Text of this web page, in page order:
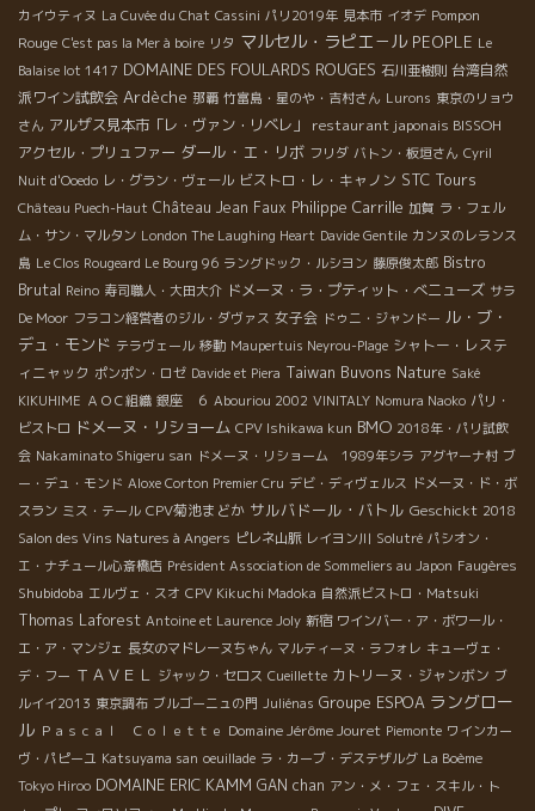
カイウティヌ La Cuvée du Chat Cassini パリ2019年 見本市 イオデ Pompon
Rouge C'est pas la Mer à boire リタ マルセル・ラピエ－ル PEOPLE Le
Balaise lot 1417 DOMAINE DES FOULARDS ROUGES 石川亜樹則 台湾自然
派ワイン試飲会 Ardèche 那覇 竹富島・星のや・吉村さん Lurons 東京のリョウ
さん アルザス見本市「レ・ヴァン・リベレ」
restaurant japonais BISSOH
アクセル・プリュファー ダール・エ・リボ フリダ バトン・板垣さん Cyril
Nuit d'Ooedo レ・グラン・ヴェール ビストロ・レ・キャノン STC Tours
Château Puech-Haut Château Jean Faux Philippe Carrille 加賀 ラ・フェル
ム・サン・マルタン London The Laughing Heart Davide Gentile カンヌのレランス
島 Le Clos Rougeard Le Bourg 96 ラングドック・ルシヨン 藤原俊太郎 Bistro
Brutal Reino 寿司職人・大田大介 ドメーヌ・ラ・プティット・べニューズ サラ
De Moor フラコン経営者のジル・ダヴァス 女子会 ドゥニ・ジャンドー ル・ブ・
デュ・モンド テラヴェール 移動 Maupertuis Neyrou-Plage シャトー・レステ
ィニャック ポンポン・ロゼ Davide et Piera Taiwan Buvons Nature Saké
KIKUHIME ＡＯＣ組織 銀座 ６ Abouriou 2002 VINITALY Nomura Naoko パリ・
ビストロ ドメーヌ・リショーム CPV Ishikawa kun BMO 2018年・パリ試飲
会 Nakaminato Shigeru san ドメーヌ・リショーム 1989年シラ アグヤーナ村 ブ
ー・デュ・モンド Aloxe Corton Premier Cru デビ・ディヴェルス ドメーヌ・ド・ボ
スラン ミス・テール CPV菊池まどか サルバドール・バトル Geschickt 2018
Salon des Vins Natures à Angers ピレネ山脈 レイヨン川 Solutré パシオン・
エ・ナチュール心斎橋店 Président Association de Sommeliers au Japon Faugères
Shubidoba エルヴェ・スオ CPV Kikuchi Madoka 自然派ビストロ・Matsuki
Thomas Laforest Antoine et Laurence Joly 新宿 ワインバー・ア・ボワール・
エ・ア・マンジェ 長女のマドレーヌちゃん マルティーヌ・ラフォレ キューヴェ・
デ・フー ＴＡＶＥＬ ジャック・セロス Cueillette カトリーヌ・ジャンボン ブ
ルイイ2013 東京調布 ブルゴーニュの門 Juliénas Groupe ESPOA ラングロー
ル Ｐａｓｃａｌ Ｃｏｌｅｔｔｅ Domaine Jérôme Jouret Piemonte ワインカー
ヴ・パピーユ Katsuyama san oeuillade ラ・カーブ・デステザルグ La Boème
Tokyo Hiroo DOMAINE ERIC KAMM GAN chan アン・メ・フェ・スキル・ト